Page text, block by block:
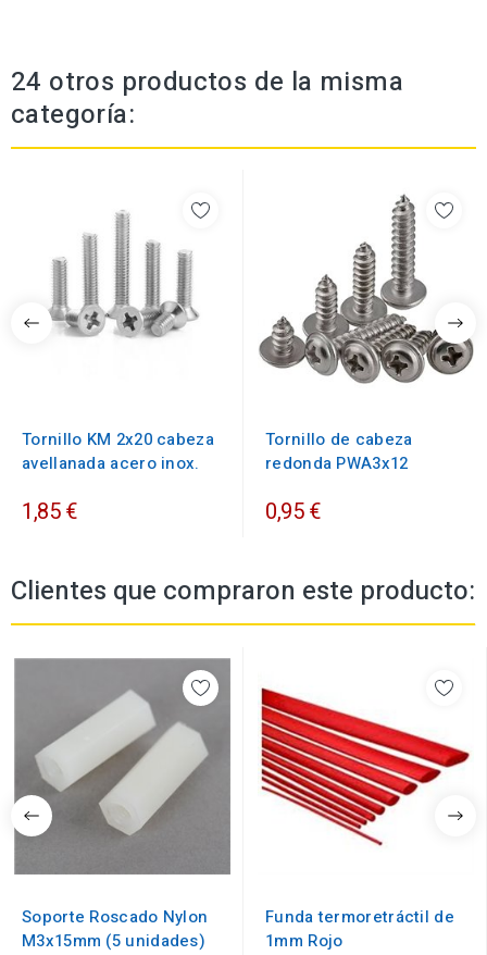
24 otros productos de la misma
categoría:
Tornillo KM 2x20 cabeza
avellanada acero inox.
1,85 €
Tornillo de cabeza
redonda PWA3x12
0,95 €
Clientes que compraron este producto:
Soporte Roscado Nylon
M3x15mm (5 unidades)
Funda termoretráctil de
1mm Rojo